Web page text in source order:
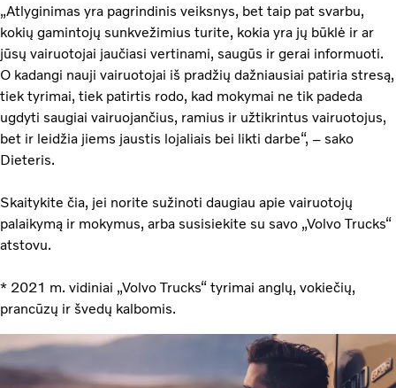
„Atlyginimas yra pagrindinis veiksnys, bet taip pat svarbu,
kokių gamintojų sunkvežimius turite, kokia yra jų būklė ir ar
jūsų vairuotojai jaučiasi vertinami, saugūs ir gerai informuoti.
O kadangi nauji vairuotojai iš pradžių dažniausiai patiria stresą,
tiek tyrimai, tiek patirtis rodo, kad mokymai ne tik padeda
ugdyti saugiai vairuojančius, ramius ir užtikrintus vairuotojus,
bet ir leidžia jiems jaustis lojaliais bei likti darbe“, – sako
Dieteris.
Skaitykite čia, jei norite sužinoti daugiau apie vairuotojų
palaikymą ir mokymus, arba susisiekite su savo „Volvo Trucks“
atstovu.
* 2021 m. vidiniai „Volvo Trucks“ tyrimai anglų, vokiečių,
prancūzų ir švedų kalbomis.